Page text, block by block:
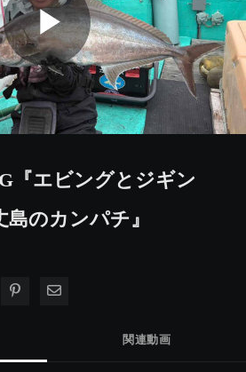
Play
『エビングとジギン
のカンパチ』
る で共有
Pinterest に投稿
電子メールで共有
関連動画